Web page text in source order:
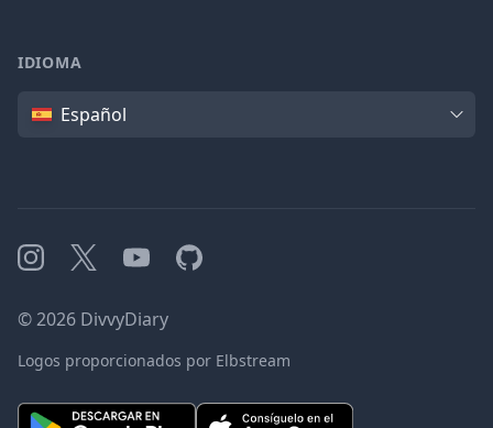
IDIOMA
IdiomaEspañol
Instagram
X YouTubeGitHub
©2026 DivvyDiary
Logos proporcionados por Elbstream